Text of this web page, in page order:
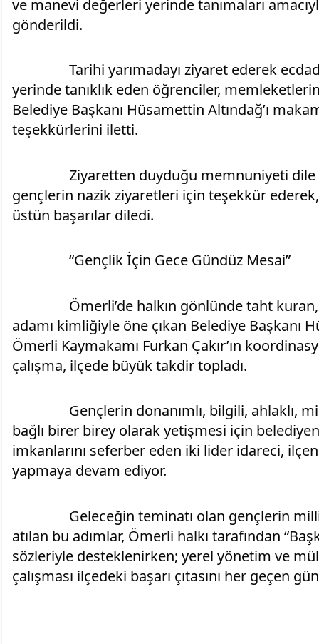
ve manevi değerleri yerinde tanımaları
gönderildi.
yerinde tanıklık eden öğrenciler,
Belediye Başkanı Hüsamettin Altındağ’ı
teşekkürlerini iletti.
gençlerin nazik ziyaretleri için teşekkür
üstün başarılar diledi.
		“Gençlik İçin Gece Gündüz Mesai”
adamı kimliğiyle öne çıkan Belediye Başkanı
Ömerli Kaymakamı Furkan Çakır’ın
çalışma, ilçede büyük takdir topladı.
bağlı birer birey olarak yetişmesi için
imkanlarını seferber eden iki lider idareci,
yapmaya devam ediyor.
atılan bu adımlar, Ömerli halkı tarafından
sözleriyle desteklenirken; yerel yönetim ve
çalışması ilçedeki başarı çıtasını her geçen